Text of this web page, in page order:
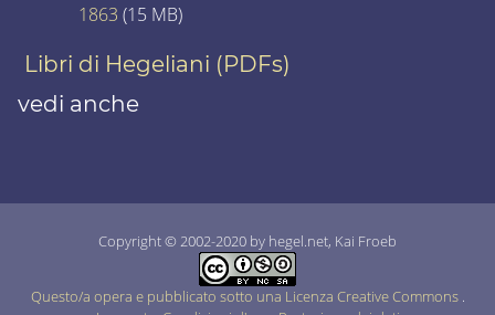
1863 (15 MB)
Libri di Hegeliani (PDFs)
vedi anche
Copyright © 2002-2020 by hegel.net, Kai Froeb
Questo/a opera e pubblicato sotto una Licenza Creative Commons .